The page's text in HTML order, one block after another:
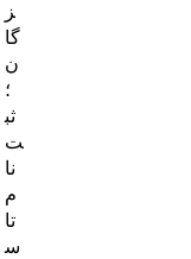
ز
گا
ن
؛
ثب
ت‌
نا
م
تا
س